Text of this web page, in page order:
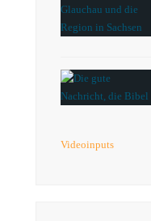
Videoinputs